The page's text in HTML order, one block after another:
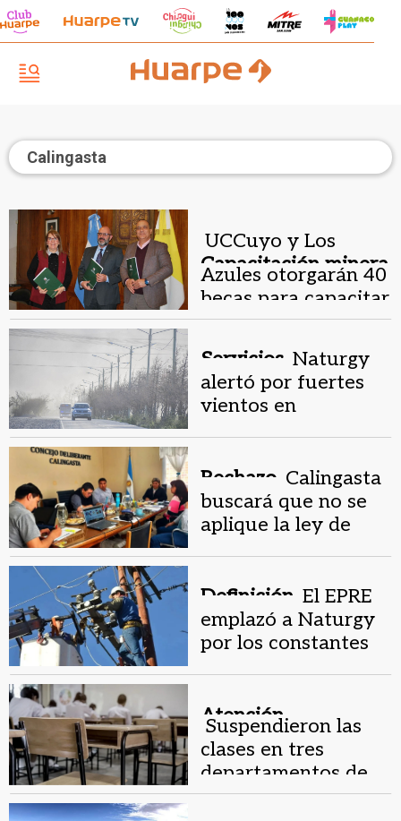
Calingasta
Capacitación minera
.
UCCuyo y Los
Azules otorgarán 40
becas para capacitar
a jóvenes de
Calingasta
Servicios. Naturgy
alertó por fuertes
vientos en
Rechazo. Calingasta
buscará que no se
aplique la ley de
Definición. El EPRE
emplazó a Naturgy
por los constantes
Atención.
Suspendieron las
clases en tres
departamentos de
San Juan